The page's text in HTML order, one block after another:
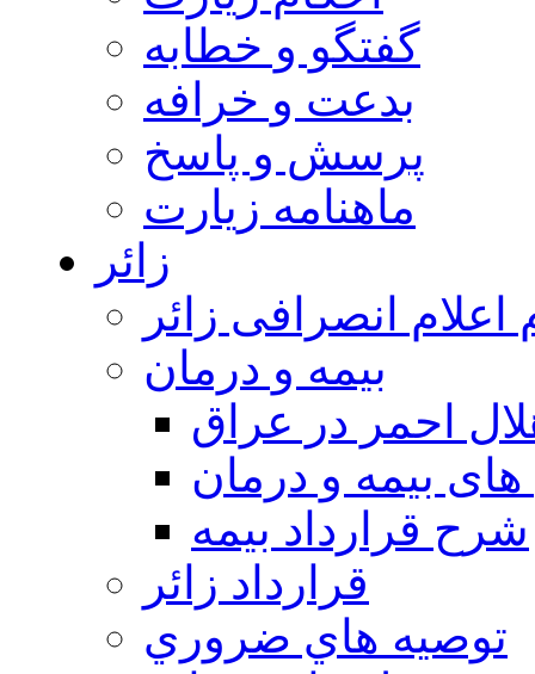
گفتگو و خطابه
بدعت و خرافه
پرسش و پاسخ
ماهنامه زیارت
زائر
اعلام انصرافی زائر
بيمه و درمان
احمر در عراق
بیمه و درمان
شرح قرارداد بیمه
قرارداد زائر
توصيه هاي ضروري